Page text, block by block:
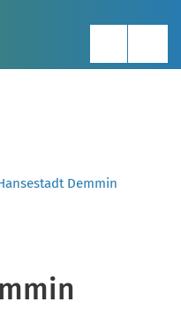
Demmin